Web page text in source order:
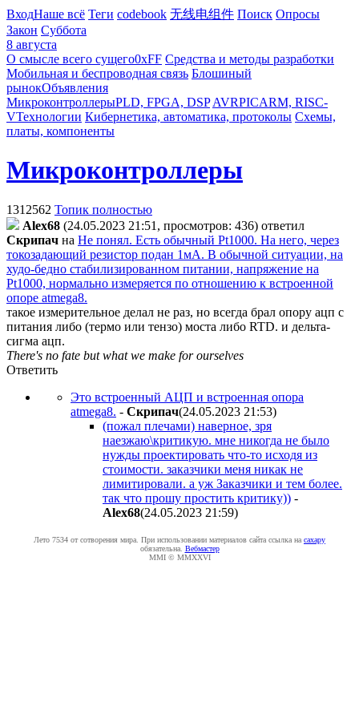
ВходНаше всё Теги codebook 无线电组件 Поиск Опросы
Закон Суббота
8 августа
О смысле всего сущего0xFF Средства и методы разработки
Мобильная и беспроводная связь Блошиный
рынокОбъявления
МикроконтроллерыPLD, FPGA, DSP AVRPICARM, RISC-
VТехнологии Кибернетика, автоматика, протоколы Схемы,
платы, компоненты
Микроконтроллеры
1312562 Топик полностью
Alex68 (24.05.2023 21:51, просмотров: 436) ответил
Cкpипaч на Не понял. Есть обычный Pt1000. На него, через
токозадающий резистор подан 1мА. В обычной ситуации, на
худо-бедно стабилизированном питании, напряжение на
Pt1000, нормально измеряется по отношению к встроенной
опоре atmega8.
такое измерительное делал не раз, но всегда брал опору ацп с
питания либо (термо или тензо) моста либо RTD. и дельта-
сигма ацп.
There's no fate but what we make for ourselves
Ответить
Это встроенный АЦП и встроенная опора
atmega8. - Cкpипaч(24.05.2023 21:53)
(пожал плечами) наверное, зря
наезжаю\критикую. мне никогда не было
нужды проектировать что-то исходя из
стоимости. заказчики меня никак не
лимитировали. а уж Заказчики и тем более.
так что прошу простить критику)) -
Alex68(24.05.2023 21:59)
Лето 7534 от сотворения мира. При использовании материалов сайта ссылка на caxapу
обязательна. Вебмастер
MMI © MMXXVI